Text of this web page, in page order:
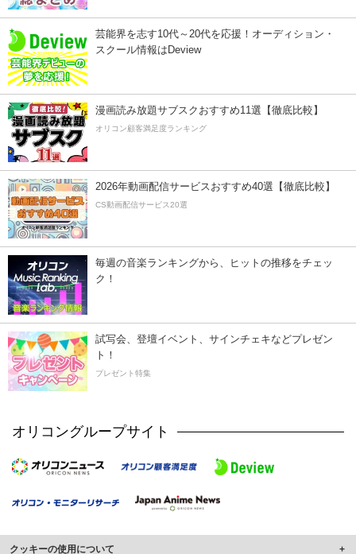
芸能界を志す10代～20代を応援！オーディション・
スクール情報はDeview
漫画読み放題サブスクおすすめ11選【徹底比較】
オリコン顧客満足度ランキング
2026年動画配信サービスおすすめ40選【徹底比較】
CS動画配信サービス20選
毎週の音楽ランキングから、ヒットの推移をチェッ
ク！
試写会、登壇イベント、サインチェキなどプレゼン
ト！
プレゼント特集
オリコングループサイト
クッキーの使用について